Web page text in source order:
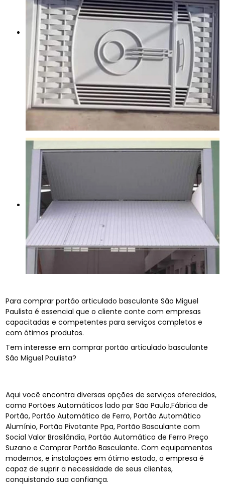
Para comprar portão articulado basculante São Miguel
Paulista é essencial que o cliente conte com empresas
capacitadas e competentes para serviços completos e
com ótimos produtos.
Tem interesse em comprar portão articulado basculante
São Miguel Paulista?
Aqui você encontra diversas opções de serviços oferecidos,
como Portões Automáticos lado par São Paulo,Fábrica de
Portão, Portão Automático de Ferro, Portão Automático
Alumínio, Portão Pivotante Ppa, Portão Basculante com
Social Valor Brasilândia, Portão Automático de Ferro Preço
Suzano e Comprar Portão Basculante. Com equipamentos
modernos, e instalações em ótimo estado, a empresa é
capaz de suprir a necessidade de seus clientes,
conquistando sua confiança.